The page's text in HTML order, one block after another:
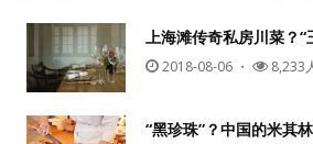
上海滩传奇私房川菜？“
2018-08-06 ・ 8,233
“黑珍珠”？中国的米其